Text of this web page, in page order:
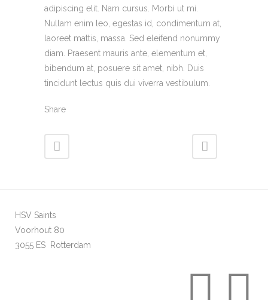
adipiscing elit. Nam cursus. Morbi ut mi.
Nullam enim leo, egestas id, condimentum at,
laoreet mattis, massa. Sed eleifend nonummy
diam. Praesent mauris ante, elementum et,
bibendum at, posuere sit amet, nibh. Duis
tincidunt lectus quis dui viverra vestibulum.
Share
HSV Saints
Voorhout 80
3055 ES Rotterdam